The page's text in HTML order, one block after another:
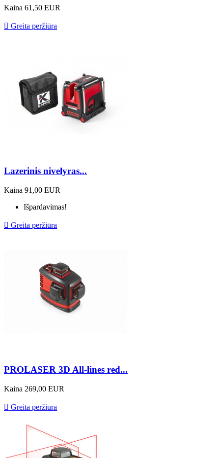
Kaina 61,50 EUR
 Greita peržiūra
Lazerinis nivelyras...
Kaina 91,00 EUR
Išpardavimas!
 Greita peržiūra
PROLASER 3D All-lines red...
Kaina 269,00 EUR
 Greita peržiūra